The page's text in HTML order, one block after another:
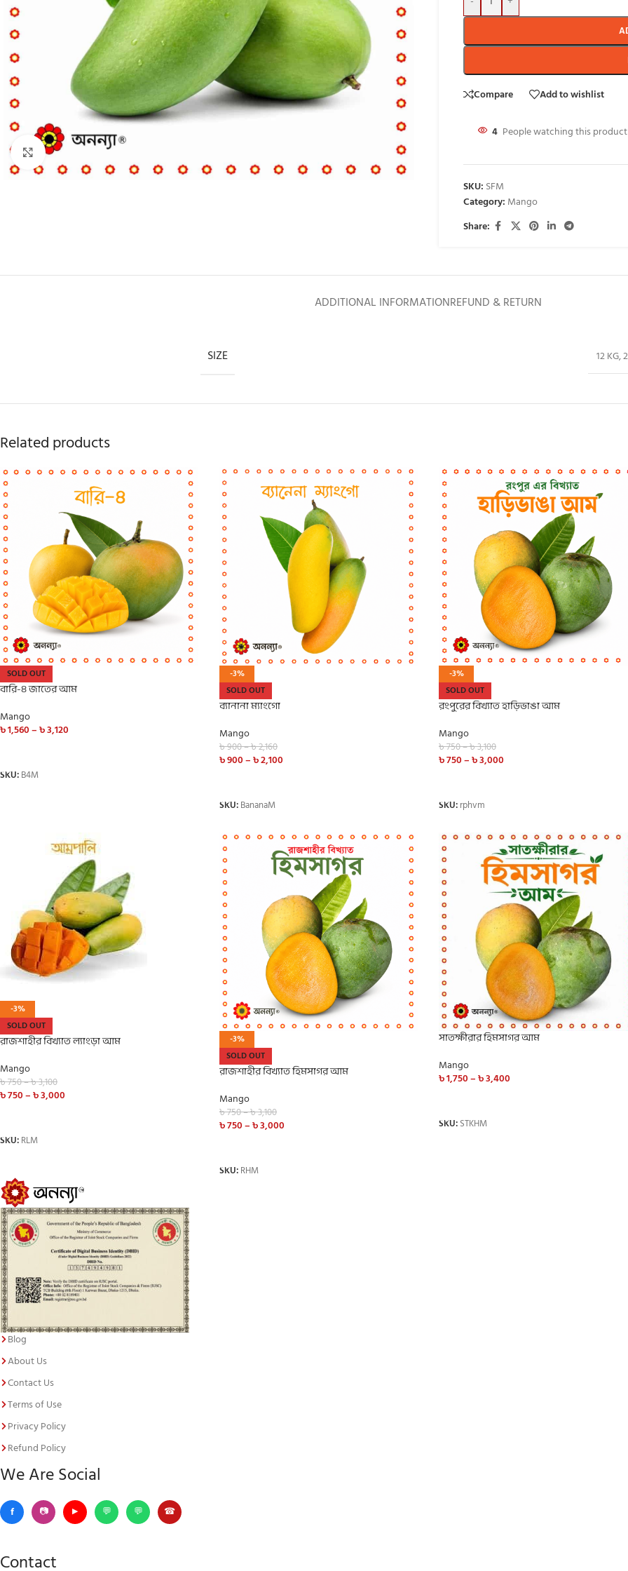
Click to enlarge
Compare Add to wishlist
4 People watching this
SKU: SFM
Category: Mango
Share:
ADDITIONAL INFORMATIONREFUND & RETURN
SIZE 12 KG,
Related products
SOLD OUT
বারি-৪ জাতের আম
Mango
৳1,560–৳3,120
SKU: B4M
-3%
SOLD OUT
ব্যানানা ম্যাংগো
Mango
৳900–৳2,160
৳900–৳2,100
SKU: BananaM
-3%
SOLD OUT
রংপুরের বিখ্যাত হাড়িভাঙা আম
Mango
৳750–৳3,100
৳750–৳3,000
SKU: rphvm
-3%
SOLD OUT
রাজশাহীর বিখ্যাত ল্যাংড়া আম
Mango
৳750–৳3,100
৳750–৳3,000
SKU: RLM
-3%
SOLD OUT
রাজশাহীর বিখ্যাত হিমসাগর আম
Mango
৳750–৳3,100
৳750–৳3,000
SKU: RHM
সাতক্ষীরার হিমসাগর আম
Mango
৳1,750–৳3,400
SKU: STKHM
Blog
About Us
Contact Us
Terms of Use
Privacy Policy
Refund Policy
We Are Social
Contact